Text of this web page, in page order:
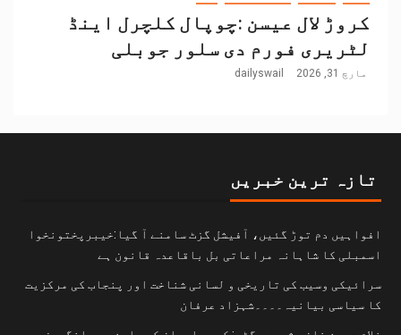
کروڑ لال عیسن :چوپال کلچرل اینڈ
لٹریری فورم دی سلور جوبلی
مارچ 31, 2026 dailyswail
تازہ ترین خبریں
افواہیں دم توڑ گئیں، آفیشل گزٹ سامنے آ گیا:خیبرپختونخوا
اسمبلی کا شاہانہ مراعاتی بل باقاعدہ قانون ہے
سرائیکی وسیب کی تاریخی و لسانی شناخت اور پنجاب کی مرکزیت
کا سیاسی بیانیہ۔۔۔۔شہزاد عرفان